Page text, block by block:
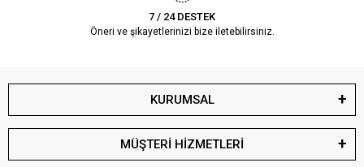
7 / 24 DESTEK
Öneri ve şikayetlerinizi bize iletebilirsiniz.
KURUMSAL
MÜŞTERİ HİZMETLERİ